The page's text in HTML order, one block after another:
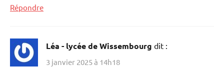
Répondre
Léa - lycée de Wissembourg dit :
3 janvier 2025 à 14h18